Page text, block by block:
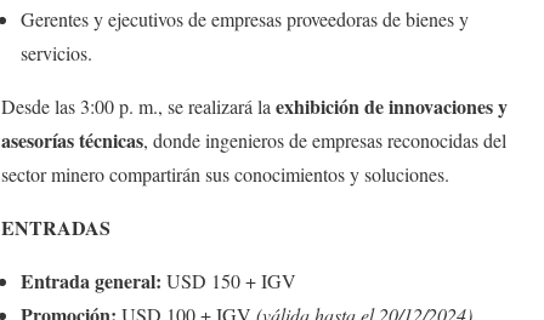
Gerentes y ejecutivos de empresas proveedoras de bienes y
servicios.
Desde las 3:00 p. m., se realizará la exhibición de innovaciones y
asesorías técnicas, donde ingenieros de empresas reconocidas del
sector minero compartirán sus conocimientos y soluciones.
ENTRADAS
Entrada general: USD 150 + IGV
USD 100 + IGV (válida hasta el 20/12/2024)